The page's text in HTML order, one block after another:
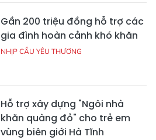
Gần 200 triệu đồng hỗ trợ các
gia đình hoàn cảnh khó khăn
NHỊP CẦU YÊU THƯƠNG
Hỗ trợ xây dựng "Ngôi nhà
khăn quàng đỏ" cho trẻ em
vùng biên giới Hà Tĩnh